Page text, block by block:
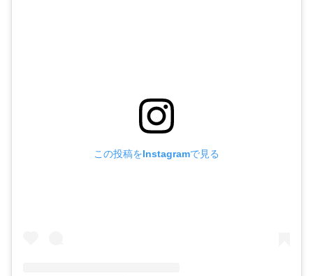
この投稿をInstagramで見る